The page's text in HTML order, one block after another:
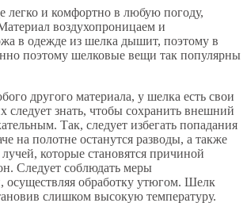
легко и комфортно в любую погоду,
воздухопроницаем и
в одежде из шелка дышит, поэтому в
поэтому шелковые вещи так популярны
другого материала, у шелка есть свои
следует знать, чтобы сохранить внешний
Так, следует избегать попадания
на полотне останутся разводы, а также
которые становятся причиной
Следует соблюдать меры
осуществляя обработку утюгом. Шелк
слишком высокую температуру.